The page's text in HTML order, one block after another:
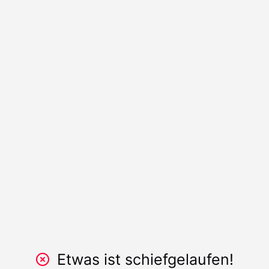
Etwas ist schiefgelaufen!